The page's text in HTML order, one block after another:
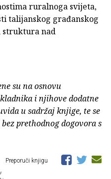
ruralnoga svijeta,
talijanskog građanskog
struktura nad
su na osnovu
i njihove dodatne
u sadržaj knjige, te se
prethodnog dogovora s
Preporuči knjigu